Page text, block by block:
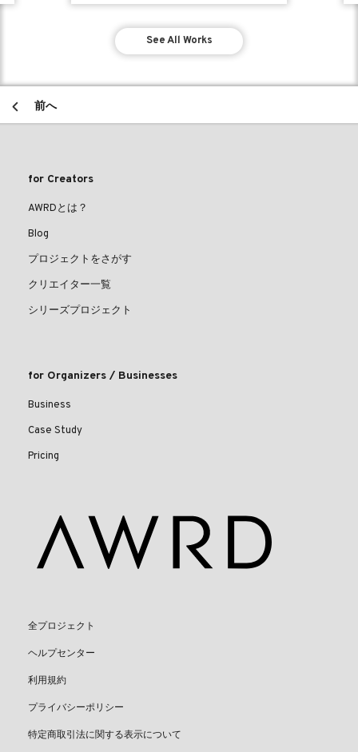
See All Works
前へ
for Creators
AWRDとは？
Blog
プロジェクトをさがす
クリエイター一覧
シリーズプロジェクト
for Organizers / Businesses
Business
Case Study
Pricing
全プロジェクト
ヘルプセンター
利用規約
プライバシーポリシー
特定商取引法に関する表示について